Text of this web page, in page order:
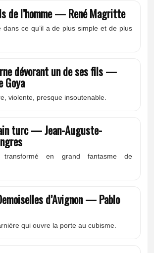
de l’homme — René Magritte
dans ce qu’il a de plus simple et de plus
dévorant un de ses fils —
Goya
violente, presque insoutenable.
turc — Jean-Auguste-
transformé en grand fantasme de
d’Avignon — Pablo
qui ouvre la porte au cubisme.